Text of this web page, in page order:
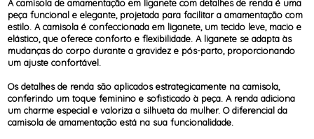
A camisola de amamentação em liganete com detalhes de renda é uma
peça funcional e elegante, projetada para facilitar a amamentação com
estilo. A camisola é confeccionada em liganete, um tecido leve, macio e
elástico, que oferece conforto e flexibilidade. A liganete se adapta às
mudanças do corpo durante a gravidez e pós-parto, proporcionando
um ajuste confortável.
Os detalhes de renda são aplicados estrategicamente na camisola,
conferindo um toque feminino e sofisticado à peça. A renda adiciona
um charme especial e valoriza a silhueta da mulher. O diferencial da
camisola de amamentação está na sua funcionalidade.